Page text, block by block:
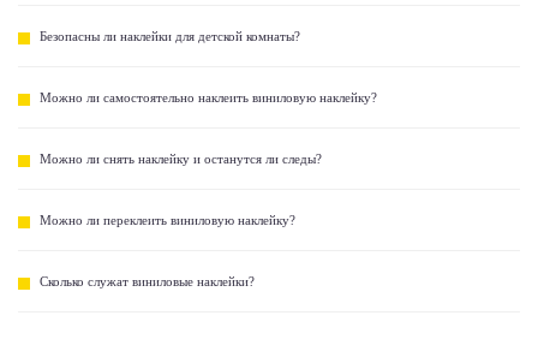
Безопасны ли наклейки для детской комнаты?
Можно ли самостоятельно наклеить виниловую наклейку?
Можно ли снять наклейку и останутся ли следы?
Можно ли переклеить виниловую наклейку?
Сколько служат виниловые наклейки?